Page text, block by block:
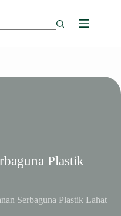
Plastik
Serbaguna Plastik Lahat